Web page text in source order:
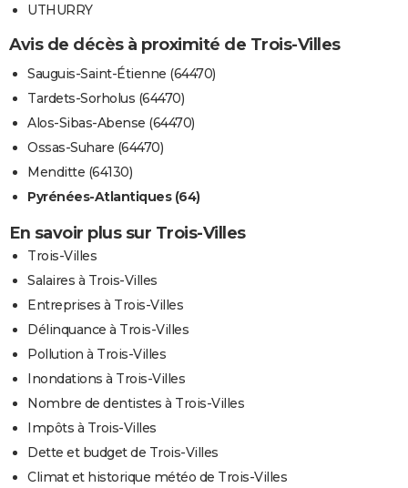
UTHURRY
Avis de décès à proximité de Trois-Villes
Sauguis-Saint-Étienne (64470)
Tardets-Sorholus (64470)
Alos-Sibas-Abense (64470)
Ossas-Suhare (64470)
Menditte (64130)
Pyrénées-Atlantiques (64)
En savoir plus sur Trois-Villes
Trois-Villes
Salaires à Trois-Villes
Entreprises à Trois-Villes
Délinquance à Trois-Villes
Pollution à Trois-Villes
Inondations à Trois-Villes
Nombre de dentistes à Trois-Villes
Impôts à Trois-Villes
Dette et budget de Trois-Villes
Climat et historique météo de Trois-Villes